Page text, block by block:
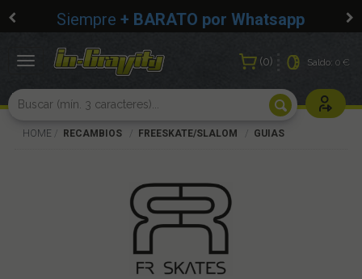
Siempre + BARATO por Whatsapp
0 Saldo:0 €
Usuarios
Toggle
HOME RECAMBIOS FREESKATE/SLALOM GUIAS